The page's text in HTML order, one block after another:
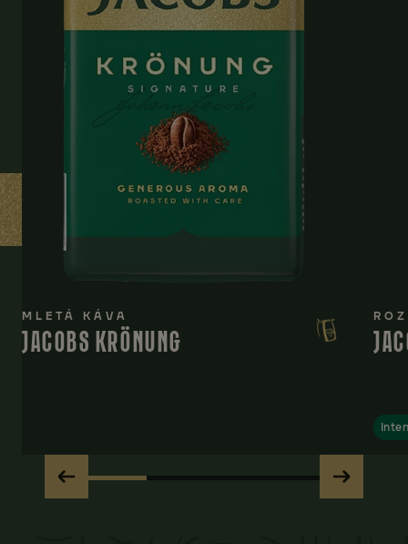
MLETÁ KÁVA
JACOBS KRÖNUNG